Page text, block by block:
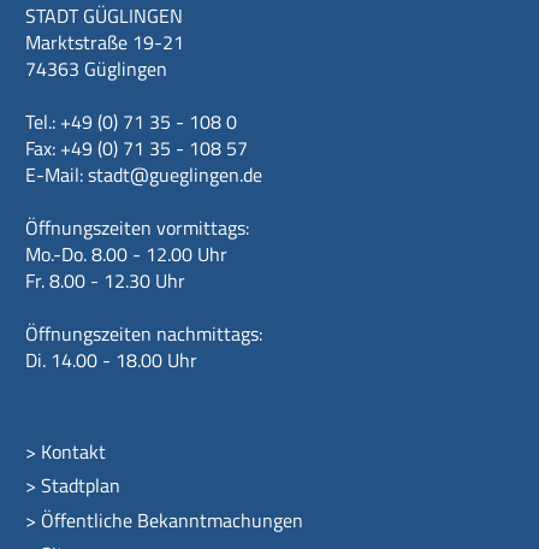
STADT GÜGLINGEN
Marktstraße 19-21
74363 Güglingen
Tel.: +49 (0) 71 35 - 108 0
Fax: +49 (0) 71 35 - 108 57
E-Mail:stadt@gueglingen.de
Öffnungszeiten vormittags:
Mo.-Do. 8.00 - 12.00 Uhr
Fr. 8.00 - 12.30 Uhr
Öffnungszeiten nachmittags:
Di. 14.00 - 18.00 Uhr
> Kontakt
> Stadtplan
> Öffentliche Bekanntmachungen